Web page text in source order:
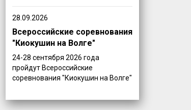
28.09.2026
Всероссийские соревнования
"Киокушин на Волге"
24-28 сентября 2026 года
пройдут Всероссийские
соревнования "Киокушин на Волге"